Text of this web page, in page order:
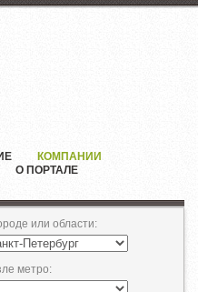
КОМПАНИИ
О ПОРТАЛЕ
или области:
метро: